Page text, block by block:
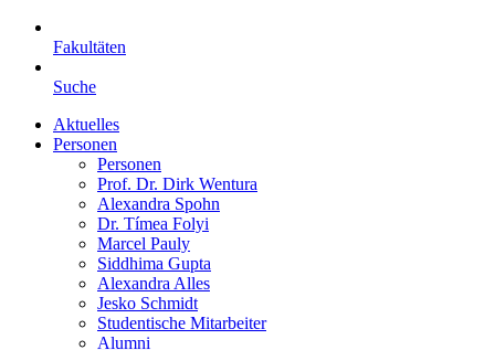
Fakultäten
Suche
Aktuelles
Personen
Personen
Prof. Dr. Dirk Wentura
Alexandra Spohn
Dr. Tímea Folyi
Marcel Pauly
Siddhima Gupta
Alexandra Alles
Jesko Schmidt
Studentische Mitarbeiter
Alumni